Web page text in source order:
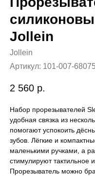
Jollein
Jollein
Артикул: 101-007-
2 560 р.
Набор прорезывателей
удобная связка из
помогают успокоить
зубов. Лёгкие и
маленькими ручками, а
стимулируют тактильное
Прорезыватель можно